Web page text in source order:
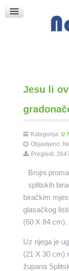
Crkva sv.
Put k Bogu
Jesu li
Kategorija: Iz
Objavljeno:
Pregledi:
Brojni
splitskih
biračkim
glasačkog
(60 X 84 cm).
Uz njega je
(21 X 30 cm)
župana